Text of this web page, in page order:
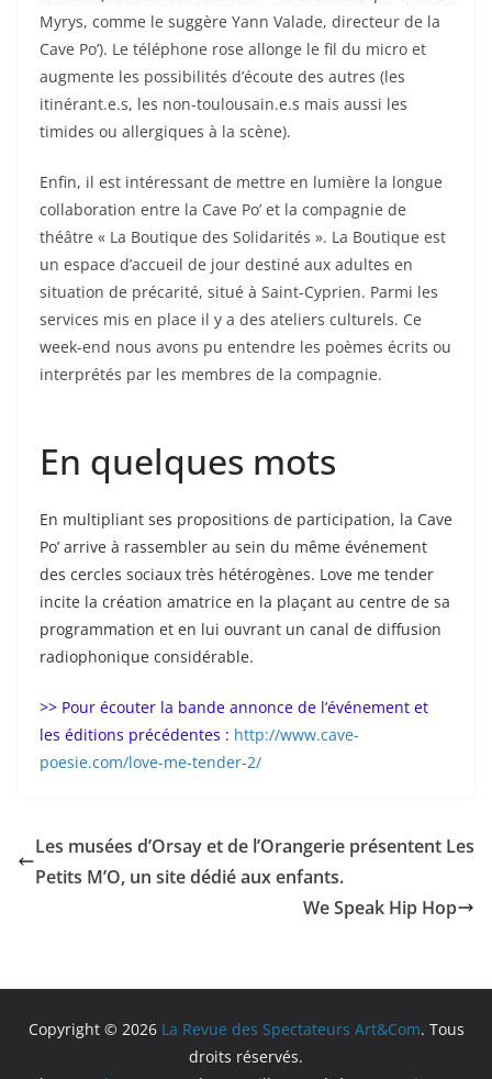
Myrys, comme le suggère Yann Valade, directeur de la
Cave Po’). Le téléphone rose allonge le fil du micro et
augmente les possibilités d’écoute des autres (les
itinérant.e.s, les non-toulousain.e.s mais aussi les
timides ou allergiques à la scène).
Enfin, il est intéressant de mettre en lumière la longue
collaboration entre la Cave Po’ et la compagnie de
théâtre « La Boutique des Solidarités ». La Boutique est
un espace d’accueil de jour destiné aux adultes en
situation de précarité, situé à Saint-Cyprien. Parmi les
services mis en place il y a des ateliers culturels. Ce
week-end nous avons pu entendre les poèmes écrits ou
interprétés par les membres de la compagnie.
En quelques mots
En multipliant ses propositions de participation, la Cave
Po’ arrive à rassembler au sein du même événement
des cercles sociaux très hétérogènes. Love me tender
incite la création amatrice en la plaçant au centre de sa
programmation et en lui ouvrant un canal de diffusion
radiophonique considérable.
>> Pour écouter la bande annonce de l’événement et
les éditions précédentes : http://www.cave-
poesie.com/love-me-tender-2/
Les musées d’Orsay et de l’Orangerie présentent Les
Petits M’O, un site dédié aux enfants.
We Speak Hip Hop
Copyright © 2026 La Revue des Spectateurs Art&Com. Tous
droits réservés.